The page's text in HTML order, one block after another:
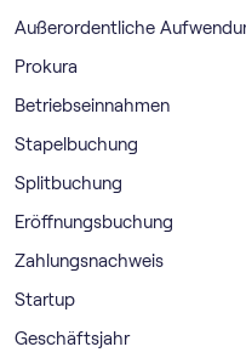
Außerordentliche
Prokura
Betriebseinnahmen
Stapelbuchung
Splitbuchung
Eröffnungsbuchung
Zahlungsnachweis
Startup
Geschäftsjahr